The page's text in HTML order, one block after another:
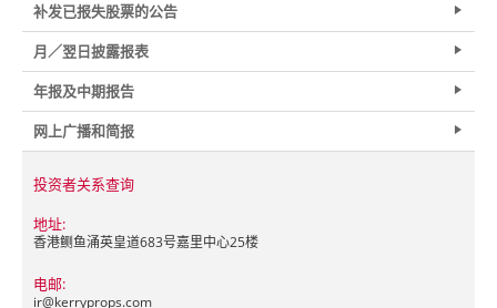
补发已报失股票的公告
月／翌日披露报表
年报及中期报告
网上广播和简报
投资者关系查询
地址:
香港鲗鱼涌英皇道683号嘉里中心25楼
电邮:
ir@kerryprops.com